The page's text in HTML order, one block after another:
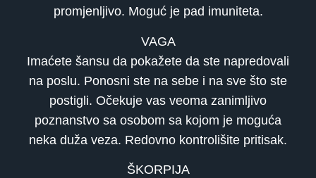
promjenljivo. Moguć je pad imuniteta.
VAGA
Imaćete šansu da pokažete da ste napredovali
na poslu. Ponosni ste na sebe i na sve što ste
postigli. Očekuje vas veoma zanimljivo
poznanstvo sa osobom sa kojom je moguća
neka duža veza. Redovno kontrolišite pritisak.
ŠKORPIJA